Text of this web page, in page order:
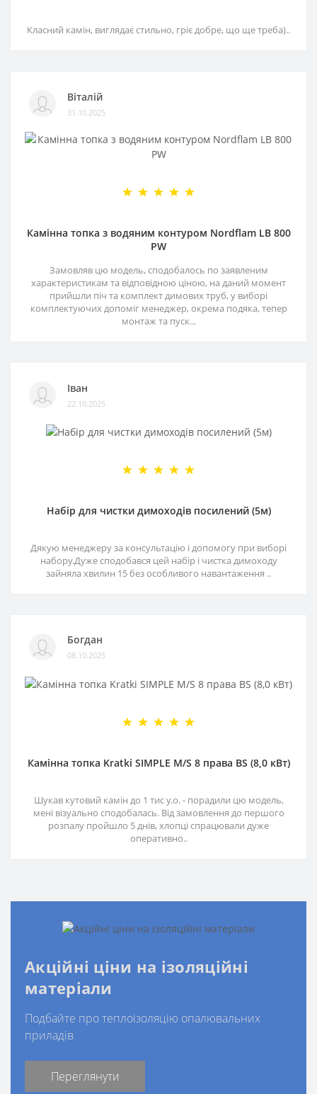
Класний камін, виглядає стильно, гріє добре, що ще треба)..
Віталій
31.10.2025
Камінна топка з водяним контуром Nordflam LB 800
PW
Замовляв цю модель, сподобалось по заявленим
характеристикам та відповідною ціною, на даний момент
прийшли піч та комплект димових труб, у виборі
комплектуючих допоміг менеджер, окрема подяка, тепер
монтаж та пуск...
Іван
22.10.2025
Набір для чистки димоходів посилений (5м)
Дякую менеджеру за консультацію і допомогу при виборі
набору.Дуже сподобався цей набір і чистка димоходу
зайняла хвилин 15 без особливого навантаження ..
Богдан
08.10.2025
Камінна топка Kratki SIMPLE M/S 8 права BS (8,0 кВт)
Шукав кутовий камін до 1 тис у.о. - порадили цю модель,
мені візуально сподобалась. Від замовлення до першого
розпалу пройшло 5 днів, хлопці спрацювали дуже
оперативно..
Акційні ціни на ізоляційні
матеріали
Подбайте про теплоізоляцію опалювальних
приладів
Переглянути